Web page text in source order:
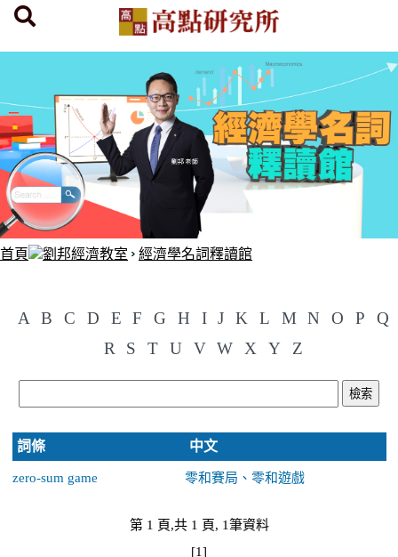
首頁 劉邦經濟教室 經濟學名詞釋讀館
A B C D E F G H I J K L M N O P
Q
R
S T U V W X Y Z
詞條 中文
zero-sum game 零和賽局、零和遊戲
第 1 頁,共 1 頁, 1筆資料
[1]